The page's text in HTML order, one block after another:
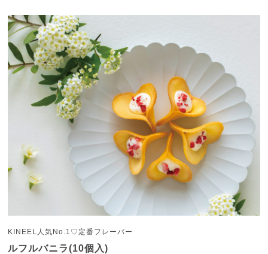
KINEEL人気No.1♡定番フレーバー
ルフルバニラ(10個入)